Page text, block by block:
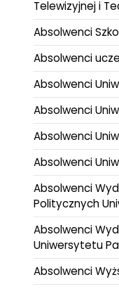
Telewizyjnej i
Absolwenci
Absolwenci
Absolwenci
Absolwenci
Absolwenci
Absolwenci
Absolwenci
Politycznych
Absolwenci
Uniwersytetu
Absolwenci